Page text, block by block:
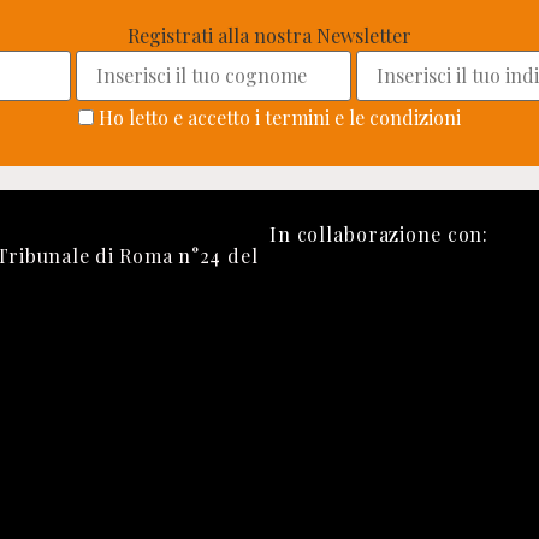
Registrati alla nostra Newsletter
Ho letto e accetto i termini e le condizioni
di Roma n°24 del
In collaborazione con: